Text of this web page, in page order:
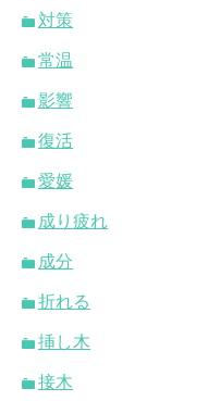
対策
常温
影響
復活
愛媛
成り疲れ
成分
折れる
挿し木
接木